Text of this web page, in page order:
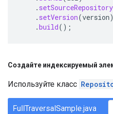
.
. setVersion(version)
.build();
Создайте индексируемый
Используйте класс
FullTraversalSample.java